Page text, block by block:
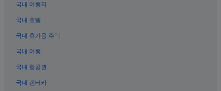
전농로 서사라문화거리 근처 호텔
탑동 해안 광장 근처 호텔
제주시의 2성급 호텔
제주시의 WiFi 제공 호텔
제주시의 온수 욕조가 있는 호텔
제주시의 발코니가 있는 호텔
국내 여행지
국내 호텔
국내 휴가용 주택
국내 여행
국내 항공권
국내 렌터카